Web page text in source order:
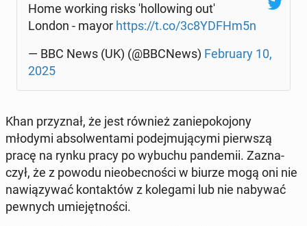
Home working risks 'hol­lo­wing out'
London - mayor https://t.co/3c8YDFHm5n
— BBC News (UK) (@BBCNews) Fe­bru­ary 10,
2025
Khan przy­znał, że jest również za­nie­po­ko­jo­ny
młodymi ab­sol­wen­ta­mi po­dej­mu­ją­cy­mi pierw­szą
pracę na rynku pracy po wybuchu pan­de­mii. Za­zna­
czył, że z powodu nie­obec­no­ści w biurze mogą oni nie
na­wią­zy­wać kon­tak­tów z ko­le­ga­mi lub nie nabywać
pewnych umie­jęt­no­ści.